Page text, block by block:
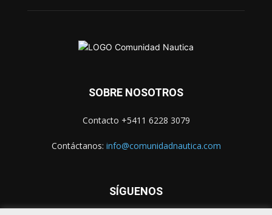
SOBRE NOSOTROS
Contacto +5411 6228 3079
Contáctanos: info@comunidadnautica.com
SÍGUENOS